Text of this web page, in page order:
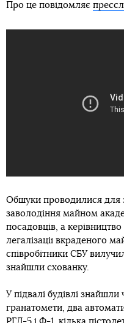
Про це повідомляє
Обшуки проводилися для
заволодіння майном
посадовців, а
легалізації вкраденого
співробітники СБУ
знайшли схованку.
У підвалі будівлі
гранатомети, два